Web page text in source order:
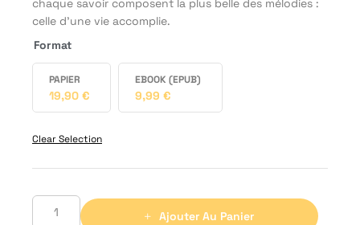
chaque savoir composent la plus belle des mélodies :
celle d'une vie accomplie.
Format
PAPIER
19,90 €
EBOOK (EPUB)
9,99 €
Clear Selection
Ajouter Au Panier